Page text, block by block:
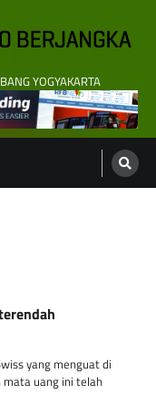
YOGYAKARTA
yang menguat di
uang ini telah